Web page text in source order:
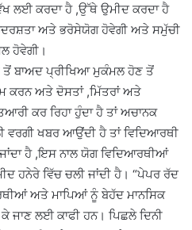
ਲਈ ਕਰਦਾ ਹੈ ,ਉੱਥੇ ਉਮੀਦ ਕਰਦਾ ਹੈ
ਅਤੇ ਭਰੋਸੇਯੋਗ ਹੋਵੇਗੀ ਅਤੇ ਸਮੁੱਚੀ
ਹੋਵੇਗੀ।
ਤੋਂ ਬਾਅਦ ਪ੍ਰੀਖਿਆ ਮੁਕੰਮਲ ਹੋਣ ਤੋਂ
ਕਰਨ ਅਤੇ ਦੋਸਤਾਂ ,ਮਿੱਤਰਾਂ ਅਤੇ
ਕਰ ਰਿਹਾ ਹੁੰਦਾ ਹੈ ਤਾਂ ਅਚਾਨਕ
ਵਰਗੀ ਖਬਰ ਆਉਂਦੀ ਹੈ ਤਾਂ ਵਿਦਿਆਰਥੀ
ਹੈ ,ਇਸ ਨਾਲ ਯੋਗ ਵਿਦਿਆਰਥੀਆਂ
ਹਨੇਰੇ ਵਿੱਚ ਚਲੀ ਜਾਂਦੀ ਹੈ। “ਪੇਪਰ ਰੱਦ
ਅਤੇ ਮਾਪਿਆਂ ਨੂੰ ਬੇਹੱਦ ਮਾਨਸਿਕ
ਲਈ ਕਾਫੀ ਹਨ। ਪਿਛਲੇ ਦਿਨੀ